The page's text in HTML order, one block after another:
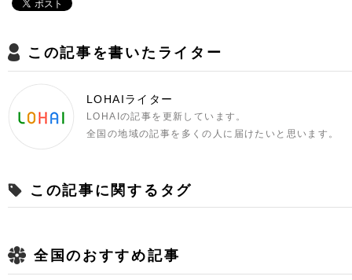
この記事を書いたライター
LOHAIライター
LOHAIの記事を更新しています。
全国の地域の記事を多くの人に届けたいと思います。
この記事に関するタグ
全国のおすすめ記事